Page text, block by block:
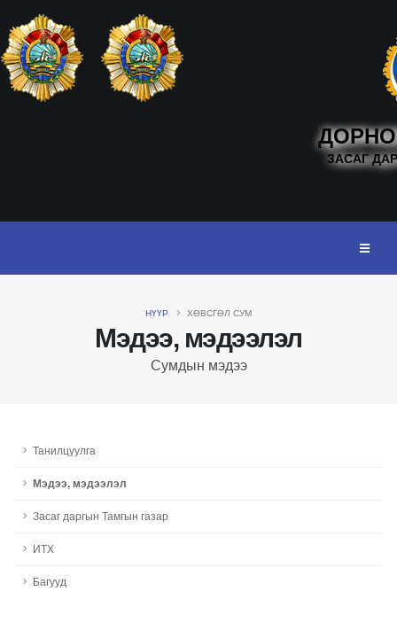
ЗАСАГ
Мэдээ, мэдээлэл
Сумдын мэдээ
НҮҮР ХӨВСГӨЛ СУМ
Танилцуулга
Мэдээ, мэдээлэл
Засаг даргын Тамгын газар
ИТХ
Багууд